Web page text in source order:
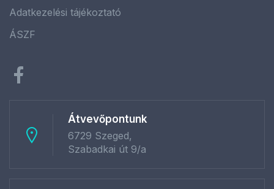
Adatkezelési tájékoztató
ÁSZF
Átvevőpontunk
6729 Szeged,
Szabadkai út 9/a